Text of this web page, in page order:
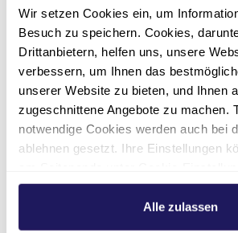
Wir setzen Cookies ein, um
Besuch zu speichern. Cookies,
Drittanbietern, helfen uns, unsere
verbessern, um Ihnen das
unserer Website zu bieten, und Ihnen
zugeschnittene Angebote zu machen.
notwendige Cookies werden auch bei
ablehnen gesetzt. Ihre Einstellungen
Weitere Informationen hierzu finden
.Alle zulassen
Kontakt